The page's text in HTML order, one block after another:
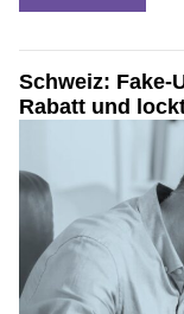
Schweiz: Fake-
Rabatt und